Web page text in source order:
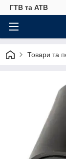
ГТВ та АТВ
Товари та